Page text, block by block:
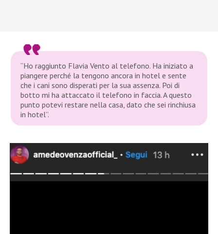
“Ho raggiunto Flavia Vento al telefono. Ha iniziato a
piangere perché la tengono ancora in hotel e sente
che i cani sono disperati per la sua assenza. Poi di
botto mi ha attaccato il telefono in faccia. A questo
punto potevi restare nella casa, dato che sei rinchiusa
in hotel”.